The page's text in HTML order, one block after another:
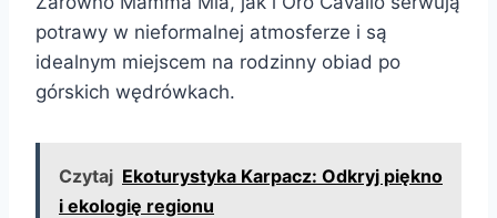
potrawy w nieformalnej atmosferze i są
idealnym miejscem na rodzinny obiad po
górskich wędrówkach.
Czytaj Ekoturystyka Karpacz: Odkryj piękno
i ekologię regionu